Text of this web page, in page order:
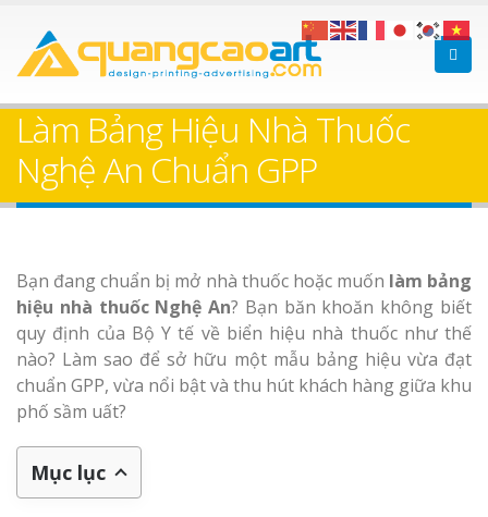
Làm Bảng Hiệu Nhà Thuốc
Nghệ An Chuẩn GPP
Bạn đang chuẩn bị mở nhà thuốc hoặc muốn làm bảng
hiệu nhà thuốc Nghệ An? Bạn băn khoăn không biết
quy định của Bộ Y tế về biển hiệu nhà thuốc như thế
nào? Làm sao để sở hữu một mẫu bảng hiệu vừa đạt
chuẩn GPP, vừa nổi bật và thu hút khách hàng giữa khu
phố sầm uất?
Mục lục
Làm bảng hiệu gỗ tại
theo yêu cầu
Làm bảng hiệu gỗ tại
Làm Biển
Trọn Gói
sữa Bình Dương
Thuận An
Dương
Thi công
cáo Thuận